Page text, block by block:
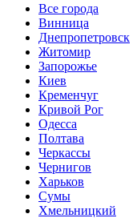
Все города
Винница
Днепропетровск
Житомир
Запорожье
Киев
Кременчуг
Кривой Рог
Одесса
Полтава
Черкассы
Чернигов
Харьков
Сумы
Хмельницкий